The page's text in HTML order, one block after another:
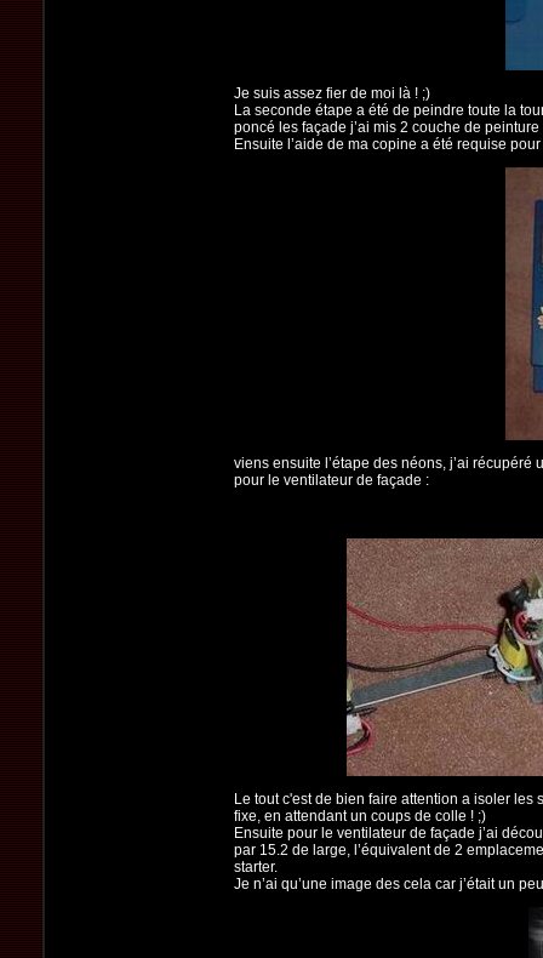
Je suis assez fier de moi là ! ;)
La seconde étape a été de peindre toute la
poncé les façade j’ai mis 2 couche de peinture
Ensuite l’aide de ma copine a été requise
viens ensuite l’étape des néons, j’ai
pour le ventilateur de façade :
Le tout c'est de bien faire attention a isoler
fixe, en attendant un coups de colle ! ;)
Ensuite pour le ventilateur de façade j’ai
par 15.2 de large, l’équivalent de 2
starter.
Je n’ai qu’une image des cela car j’était un